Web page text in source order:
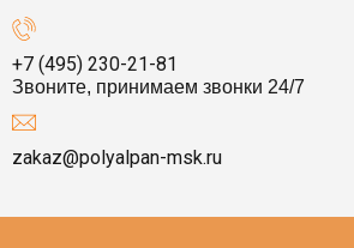
+7 (495) 230-21-81
Звоните, принимаем звонки 24/7
zakaz@polyalpan-msk.ru